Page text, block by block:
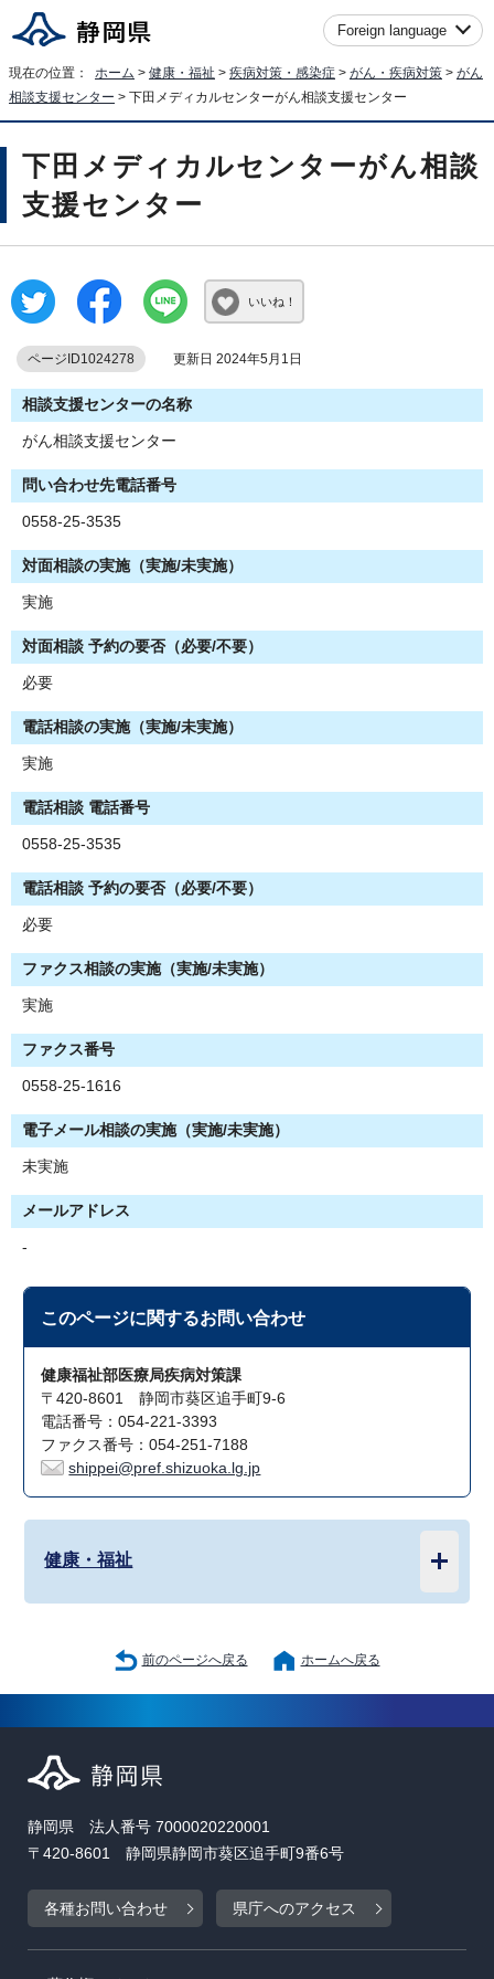
Foreign language
現在の位置： ホーム > 健康・福祉 > 疾病対策・感染症 > がん・疾病対策 > がん
相談支援センター > 下田メディカルセンターがん相談支援センター
下田メディカルセンターがん相談
支援センター
いいね！
ページID1024278 更新日 2024年5月1日
相談支援センターの名称
がん相談支援センター
問い合わせ先電話番号
0558-25-3535
対面相談の実施（実施/未実施）
実施
対面相談 予約の要否（必要/不要）
必要
電話相談の実施（実施/未実施）
実施
電話相談 電話番号
0558-25-3535
電話相談 予約の要否（必要/不要）
必要
ファクス相談の実施（実施/未実施）
実施
ファクス番号
0558-25-1616
電子メール相談の実施（実施/未実施）
未実施
メールアドレス
-
このページに関するお問い合わせ
健康福祉部医療局疾病対策課
〒420-8601 静岡市葵区追手町9-6
電話番号：054-221-3393
ファクス番号：054-251-7188
shippei@pref.shizuoka.lg.jp
健康・福祉
前のページへ戻る ホームへ戻る
静岡県 法人番号 7000020220001
〒420-8601 静岡県静岡市葵区追手町9番6号
各種お問い合わせ 県庁へのアクセス